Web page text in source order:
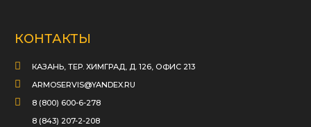
КОНТАКТЫ
КАЗАНЬ, ТЕР. ХИМГРАД, Д. 126, ОФИС 213
ARMOSERVIS@YANDEX.RU
8 (800) 600-6-278
8 (843) 207-2-208